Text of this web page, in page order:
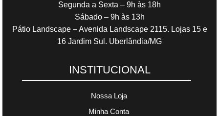
Segunda a Sexta – 9h às 18h
Sábado – 9h às 13h
Pátio Landscape – Avenida Landscape 2115. Lojas 15 e
16 Jardim Sul. Uberlândia/MG
INSTITUCIONAL
Nossa Loja
Minha Conta